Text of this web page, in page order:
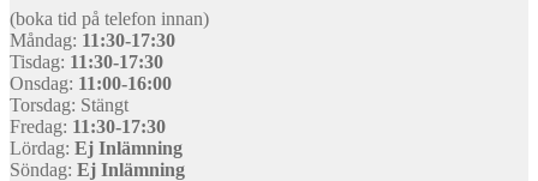
(boka tid på telefon innan)
Måndag: 11:30-17:30
Tisdag: 11:30-17:30
Onsdag: 11:00-16:00
Torsdag: Stängt
Fredag: 11:30-17:30
Lördag: Ej Inlämning
Söndag: Ej Inlämning